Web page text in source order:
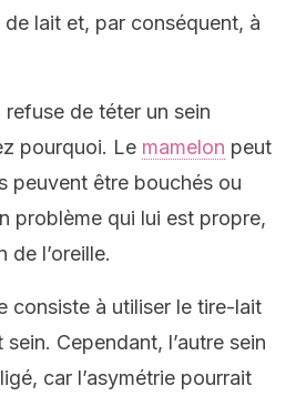
lait et, par conséquent, à
de téter un sein
pourquoi. Le mamelon peut
peuvent être bouchés ou
problème qui lui est propre,
de l’oreille.
consiste à utiliser le tire-lait
Cependant, l’autre sein
car l’asymétrie pourrait